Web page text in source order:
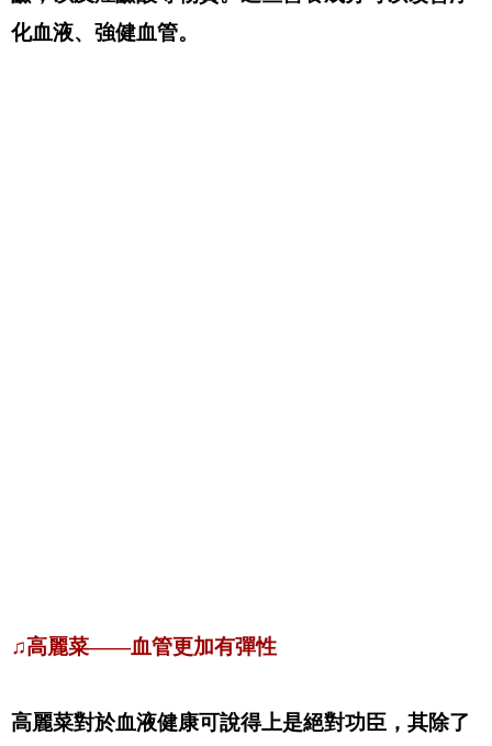
化血液、強健血管。
♫高麗菜——血管更加有彈性
高麗菜對於血液健康可說得上是絕對功臣，其除了